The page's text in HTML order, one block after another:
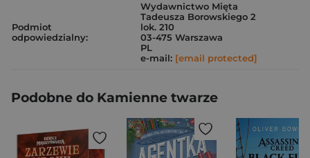
Podmiot
odpowiedzialny:
Wydawnictwo Mięta
Tadeusza Borowskiego 2
lok. 210
03-475 Warszawa
PL
e-mail: [email protected]
Podobne do Kamienne twarze